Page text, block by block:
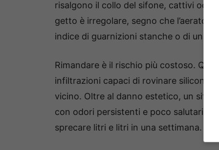
risalgono il collo del sifone, cattivi
getto è irregolare, segno che
indice di guarnizioni stanche o di una
Rimandare è il rischio più costoso.
infiltrazioni capaci di rovinare silicone,
vicino. Oltre al danno estetico, un
con odori persistenti e poco salutari. E
sprecare litri e litri in una settimana.